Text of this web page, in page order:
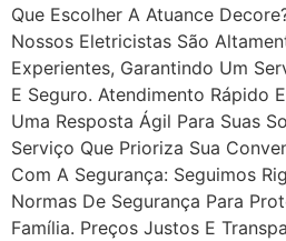
Que Escolher A Atuance
Nossos Eletricistas São
Experientes, Garantindo Um
E Seguro. Atendimento Rápido
Uma Resposta Ágil Para Suas
Serviço Que Prioriza Sua
Com A Segurança: Seguimos
Normas De Segurança Para
Família. Preços Justos E